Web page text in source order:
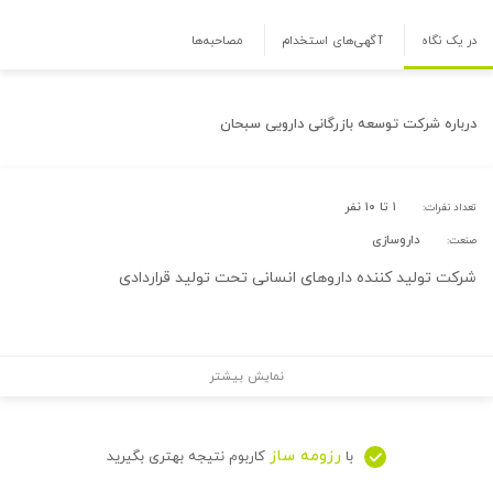
در یک نگاه آگهی‌های استخدام مصاحبه‌ها
درباره شرکت توسعه بازرگانی دارویی سبحان
تعداد نفرات: ۱ تا ۱۰ نفر
صنعت: داروسازی
شرکت تولید کننده داروهای انسانی تحت تولید قراردادی
نمایش بیشتر
با رزومه ساز کاربوم نتیجه بهتری بگیرید